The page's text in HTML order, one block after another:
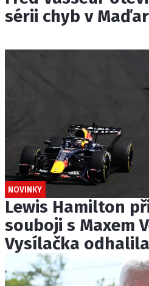
sérii chyb v
NOVINKY
Lewis Hamilton
souboji s Maxem
Vysílačka